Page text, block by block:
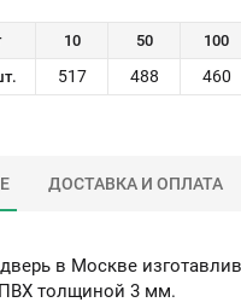
10 50
100
517 488 460
ДОСТАВКА И ОПЛАТА
в Москве
толщиной 3 мм.